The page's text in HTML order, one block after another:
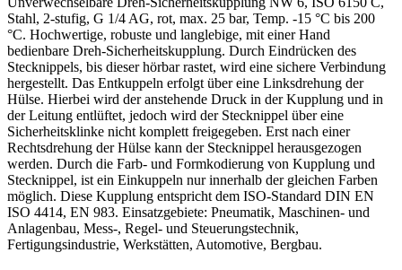
Stahl, 2-stufig, G 1/4 AG, rot, max. 25 bar, Temp. -15 °C bis 200
°C. Hochwertige, robuste und langlebige, mit einer Hand
bedienbare Dreh-Sicherheitskupplung. Durch Eindrücken des
Stecknippels, bis dieser hörbar rastet, wird eine sichere Verbindung
hergestellt. Das Entkuppeln erfolgt über eine Linksdrehung der
Hülse. Hierbei wird der anstehende Druck in der Kupplung und in
der Leitung entlüftet, jedoch wird der Stecknippel über eine
Sicherheitsklinke nicht komplett freigegeben. Erst nach einer
Rechtsdrehung der Hülse kann der Stecknippel herausgezogen
werden. Durch die Farb- und Formkodierung von Kupplung und
Stecknippel, ist ein Einkuppeln nur innerhalb der gleichen Farben
möglich. Diese Kupplung entspricht dem ISO-Standard DIN EN
ISO 4414, EN 983. Einsatzgebiete: Pneumatik, Maschinen- und
Anlagenbau, Mess-, Regel- und Steuerungstechnik,
Fertigungsindustrie, Werkstätten, Automotive, Bergbau.